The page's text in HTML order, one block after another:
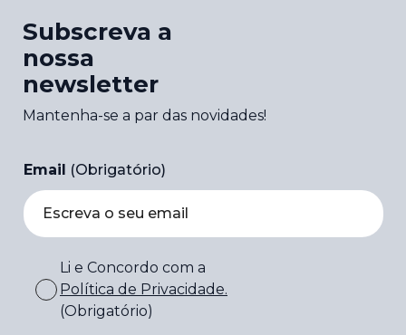
Subscreva a
nossa
newsletter
Mantenha-se a par das novidades!
Email (Obrigatório)
Li e Concordo com a
Política de Privacidade.
(Obrigatório)